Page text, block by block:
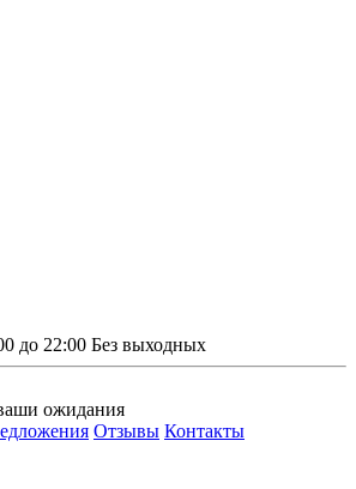
до 22:00 Без выходных
ожидания
Отзывы Контакты